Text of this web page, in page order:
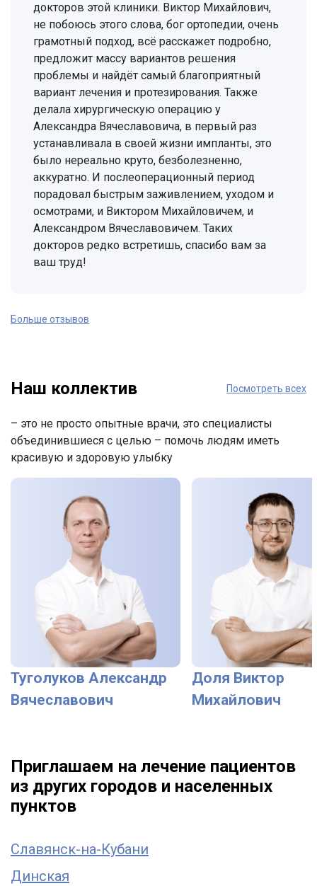
докторов этой клиники. Виктор Михайлович,
не побоюсь этого слова, бог ортопедии, очень
грамотный подход, всё расскажет подробно,
предложит массу вариантов решения
проблемы и найдёт самый благоприятный
вариант лечения и протезирования. Также
делала хирургическую операцию у
Александра Вячеславовича, в первый раз
устанавливала в своей жизни импланты, это
было нереально круто, безболезненно,
аккуратно. И послеоперационный период
порадовал быстрым заживлением, уходом и
осмотрами, и Виктором Михайловичем, и
Александром Вячеславовичем. Таких
докторов редко встретишь, спасибо вам за
ваш труд!
Больше отзывов
Наш коллектив Посмотреть всех
– это не просто опытные врачи, это специалисты
объединившиеся с целью – помочь людям иметь
красивую и здоровую улыбку
Туголуков Александр
Вячеславович
Доля Виктор
Михайлович
Приглашаем на лечение пациентов
из других городов и населенных
пунктов
Славянск-на-Кубани
Динская